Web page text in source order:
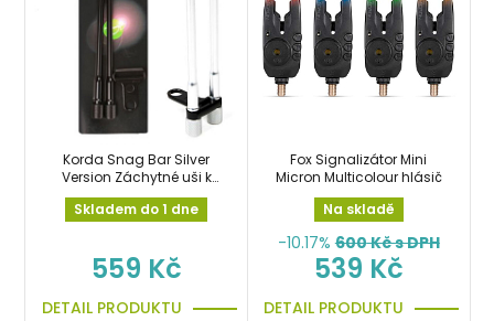
Korda Snag Bar Silver
Version Záchytné uši k
hlásičům stříbrné
Skladem do 1 dne
559 Kč
DETAIL PRODUKTU
Fox Signalizátor Mini
Micron Multicolour hlásič
Na skladě
-10.17% 600Kč s DPH
539 Kč
DETAIL PRODUKTU